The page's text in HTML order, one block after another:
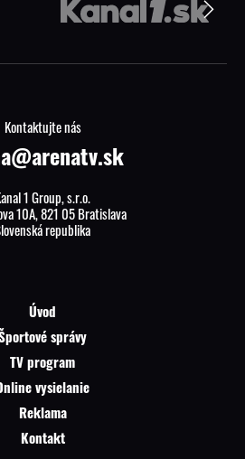
Kontaktujte nás
1 Group, s.r.o.
10A, 821 05 Bratislava
republika
Úvod
správy
TV program
vysielanie
Reklama
Kontakt